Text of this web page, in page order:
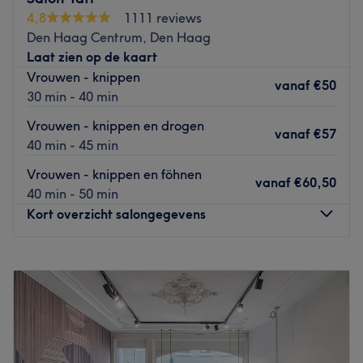
Team van Matrix USA. Martin en zijn team geven shows,
demonstraties en workshops aan andere kappers, zowel
nationaal als internationaal. De salon heeft een moderne
en rustige uitstraling. Ze willen dat je je op je gemak
voelt en zetten kwaliteit en aandacht voorop.
4,8
1111 reviews
Den Haag Centrum, Den Haag
Laat zien op de kaart
Vrouwen - knippen
30 min - 40 min
vanaf €50
Vrouwen - knippen en drogen
40 min - 45 min
vanaf €57
Vrouwen - knippen en föhnen
40 min - 50 min
vanaf €60,50
Kort overzicht salongegevens
Dinsdag
09:00
Woensdag
09:00
Donderdag
09:00
Vrijdag
09:00
Zaterdag